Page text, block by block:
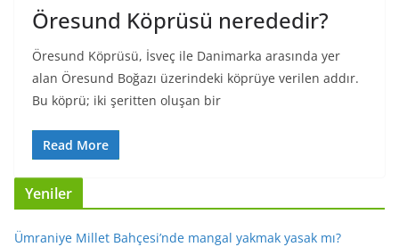
Öresund Köprüsü nerededir?
Öresund Köprüsü, İsveç ile Danimarka arasında yer
alan Öresund Boğazı üzerindeki köprüye verilen addır.
Bu köprü; iki şeritten oluşan bir
Read More
Yeniler
Ümraniye Millet Bahçesi’nde mangal yakmak yasak mı?